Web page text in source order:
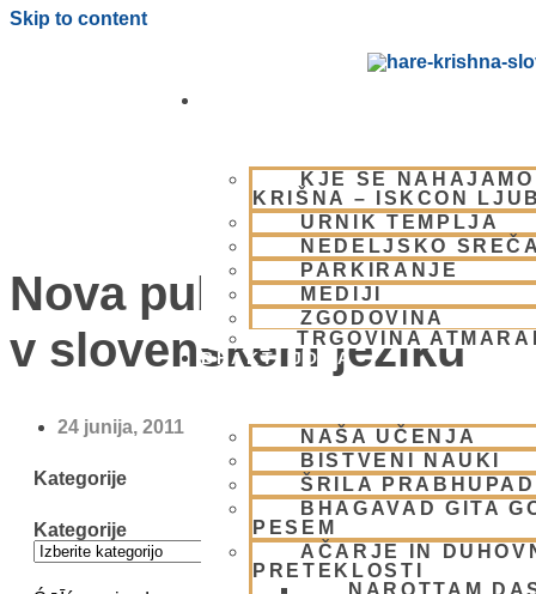
Skip to content
KJE SE
KRIŠNA – ISKCON
URNIK TEMPLJA
NEDELJSKO
PARKIRANJE
MEDIJI
ZGODOVINA
TRGOVINA
BHAKTI JOGA
NAŠA UČENJA
BISTVENI NAUKI
ŠRILA
BHAGAVAD GITA
PESEM
AČARJE IN
PRETEKLOSTI
NAROTTAM
Nova publikacija BBT
v slovenskem jeziku
24 junija, 2011
Kategorije
Kategorije